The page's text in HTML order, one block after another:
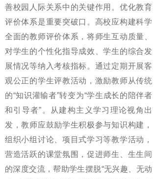
善校园人际关系中的关键作用。优化教育
评价体系是重要突破口。高校应构建科学
全面的教师评价体系，将师生互动质量、
对学生的个性化指导成效、学生的综合发
展情况等纳入考核指标。通过定期开展客
观公正的学生评教活动，激励教师从传统
的“知识灌输者”转变为“学生成长的陪伴者
和引导者”。从建构主义学习理论视角出
发，教师应鼓励学生积极参与知识构建，
组织小组讨论、项目式学习等教学活动，
营造活跃的课堂氛围，促进师生、生生间
的深度交流，帮助学生摆脱“无兴趣、无动